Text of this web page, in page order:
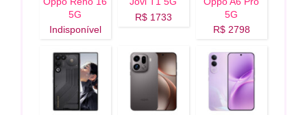
5G
Indisponível
R$ 1733
5G
R$ 2798